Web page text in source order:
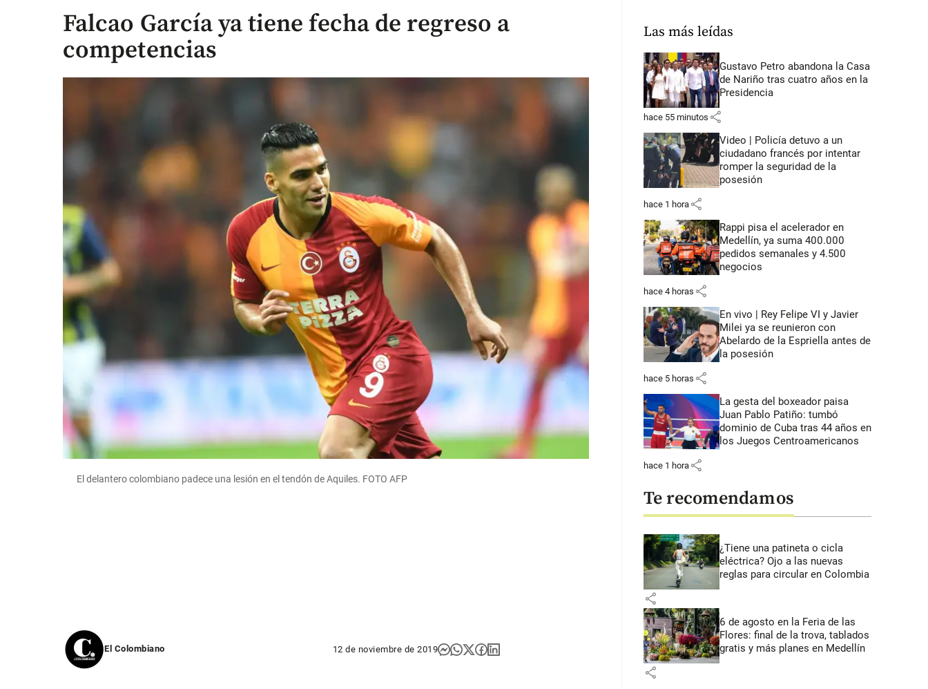
Falcao García ya tiene fecha de regreso a
competencias
El delantero colombiano padece una lesión en el tendón de Aquiles. FOTO AFP
El Colombiano 12 de noviembre de 2019
Las más leídas
Gustavo Petro abandona la Casa
de Nariño tras cuatro años en la
Presidencia
hace 55 minutos share
Video | Policía detuvo a un
ciudadano francés por intentar
romper la seguridad de la
posesión
hace 1 hora share
Rappi pisa el acelerador en
Medellín, ya suma 400.000
pedidos semanales y 4.500
negocios
hace 4 horas share
En vivo | Rey Felipe VI y Javier
Milei ya se reunieron con
Abelardo de la Espriella antes de
la posesión
hace 5 horas share
La gesta del boxeador paisa
Juan Pablo Patiño: tumbó
dominio de Cuba tras 44 años en
los Juegos Centroamericanos
hace 1 hora share
Te recomendamos
¿Tiene una patineta o cicla
eléctrica? Ojo a las nuevas
reglas para circular en Colombia
share
6 de agosto en la Feria de las
Flores: final de la trova, tablados
gratis y más planes en Medellín
share